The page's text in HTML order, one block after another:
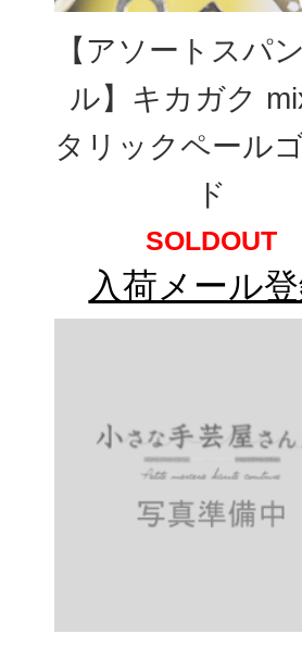
【アソートスパ
ル】キカガク
タリックペール
ド
SOLDOUT
入荷メール